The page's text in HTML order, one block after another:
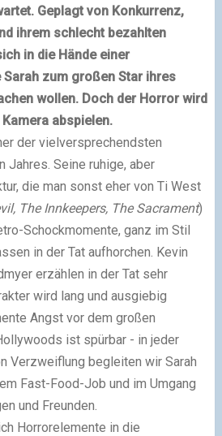
Geplagt von Konkurrenz,
ihrem schlecht bezahlten
in die Hände einer
zum großen Star ihres
wollen. Doch der Horror wird
abspielen.
der vielversprechendsten
Jahres. Seine ruhige, aber
die man sonst eher von Ti West
The Innkeepers, The Sacrament)
Schockmomente, ganz im Stil
in der Tat aufhorchen. Kevin
erzählen in der Tat sehr
wird lang und ausgiebig
Angst vor dem großen
ist spürbar - in jeder
Verzweiflung begleiten wir Sarah
Fast-Food-Job und im Umgang
und Freunden.
Horrorelemente in die